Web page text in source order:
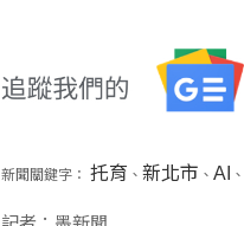
新聞關鍵字： 托育 、 新北市 、 AI 、